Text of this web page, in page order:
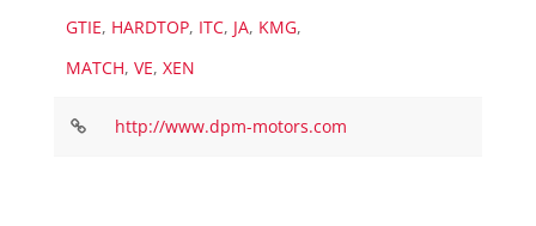
GTIE, HARDTOP, ITC, JA, KMG,
MATCH,VE,XEN
http://www.dpm-motors.com